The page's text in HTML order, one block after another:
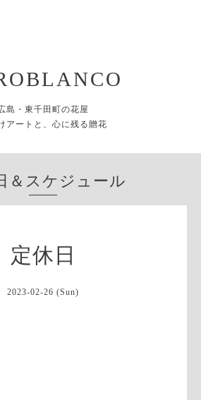
島・東千田町の花屋
アートと、心に残る贈花
＆スケジュール
定休日
2023-02-26 (Sun)